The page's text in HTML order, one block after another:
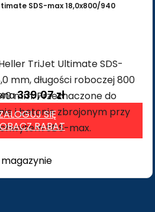
SDS-max 18,0x800/940
TriJet Ultimate SDS-
mm, długości roboczej 800
mm. Przeznaczone do
i betonie zbrojonym przy
SDS-max.
339,07 zł
SIĘ
RABAT